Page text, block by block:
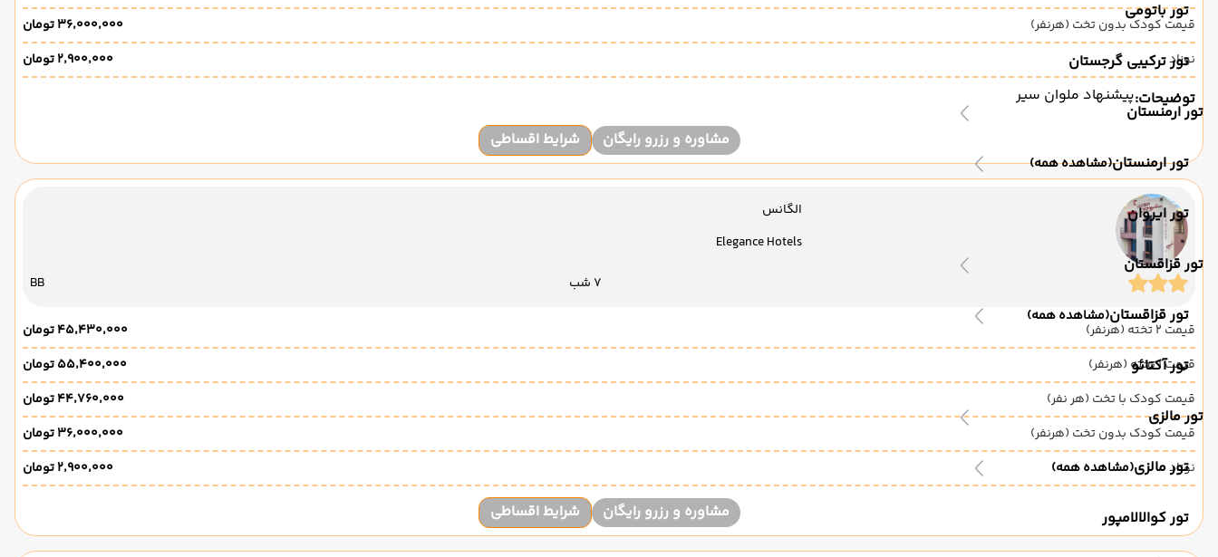
تور باتومی
تور ترکیبی گرجستان
تور ارمنستان
تور ارمنستان(مشاهده همه)
تور ایروان
تور قزاقستان
تور قزاقستان(مشاهده همه)
تور آکتائو
تور مالزی
تور مالزی(مشاهده همه)
تور کوالالامپور
قیمت کودک بدون تخت (هرنفر)
۳۶٬۰۰۰٬۰۰۰ تومان
نوزاد
۲٬۹۰۰٬۰۰۰ تومان
توضیحات:پیشنهاد ملوان سیر
مشاوره و رزرو رایگان
شرایط اقساطی
الگانس
Elegance Hotels
7 شب BB
قیمت 2 تخته (هرنفر)
۴۵٬۴۳۰٬۰۰۰ تومان
قیمت 1 تخته (هرنفر)
۵۵٬۴۰۰٬۰۰۰ تومان
قیمت کودک با تخت (هر نفر)
۴۴٬۷۶۰٬۰۰۰ تومان
قیمت کودک بدون تخت (هرنفر)
۳۶٬۰۰۰٬۰۰۰ تومان
نوزاد
۲٬۹۰۰٬۰۰۰ تومان
مشاوره و رزرو رایگان شرایط اقساطی